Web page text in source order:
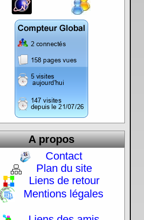
A propos
Contact
Plan du site
Liens de retour
Mentions légales